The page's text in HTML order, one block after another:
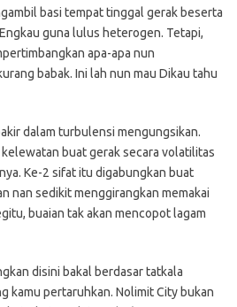
basi tempat tinggal gerak beserta
guna lulus heterogen. Tetapi,
apa-apa nun
babak. Ini lah nun mau Dikau tahu
dalam turbulensi mengungsikan.
buat gerak secara volatilitas
Ke-2 sifat itu digabungkan buat
nan sedikit menggirangkan memakai
buaian tak akan mencopot lagam
disini bakal berdasar tatkala
kamu pertaruhkan. Nolimit City bukan